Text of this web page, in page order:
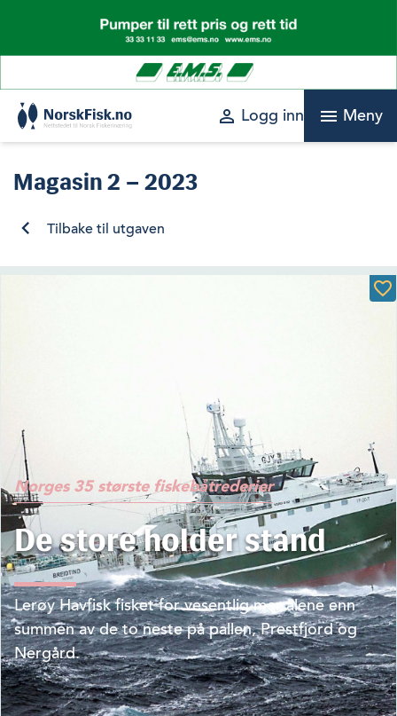
content
perm_identity Logg inn menu Meny
Magasin2 – 2023
Tilbake til utgaven
Norges 35 største fiskebåtrederier
De store holder stand
Lerøy Havfisk fisket for vesentlig mer alene enn
summen av de to neste på pallen, Prestfjord og
Nergård.